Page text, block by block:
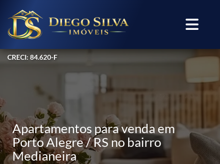
CRECI: 84.620-F
Apartamentos para venda em
Porto Alegre / RS no bairro
Medianeira